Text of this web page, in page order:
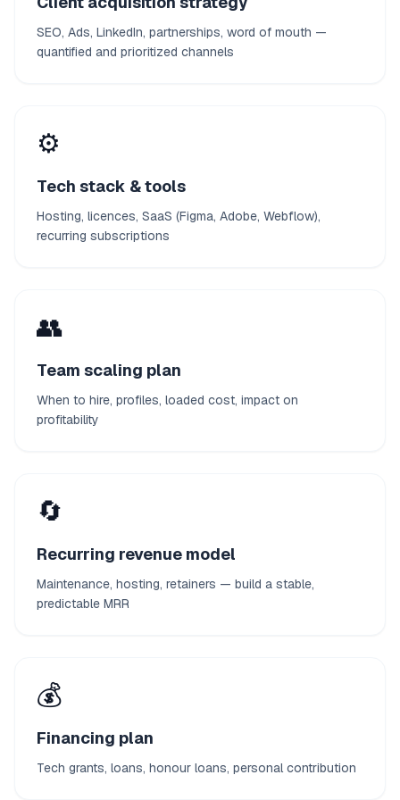
SEO, Ads, LinkedIn, partnerships, word of mouth —
quantified and prioritized channels
⚙️
Tech stack & tools
Hosting, licences, SaaS (Figma, Adobe, Webflow),
recurring subscriptions
👥
Team scaling plan
When to hire, profiles, loaded cost, impact on
profitability
🔄
Recurring revenue model
Maintenance, hosting, retainers — build a stable,
predictable MRR
💰
Financing plan
Tech grants, loans, honour loans, personal contribution